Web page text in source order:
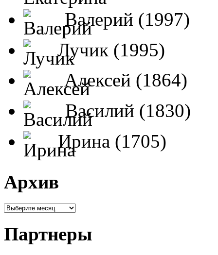
Валерий (1997)
Лучик (1995)
Алексей (1864)
Василий (1830)
Ирина (1705)
Архив
Партнеры